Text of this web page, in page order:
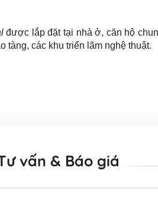
được lắp đặt tại nhà ở, căn hộ
tàng, các khu triển lãm nghệ thuật.
vấn & Báo giá